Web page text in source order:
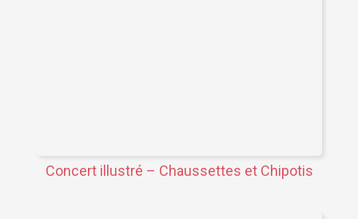
Concert illustré – Chaussettes et Chipotis